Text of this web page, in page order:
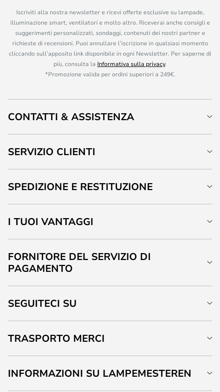
Iscriviti alla nostra newsletter e ricevi offerte esclusive su lampade,
illuminazione smart, ventilatori e molto altro. Riceverai anche consigli e
suggerimenti personalizzati, sondaggi, contenuti dei nostri partner e
richieste di recensioni. Puoi annullare l’iscrizione in qualsiasi momento
cliccando sull’apposito link disponibile in ogni Newsletter. Per saperne di
più, consulta la Informativa sulla privacy.
*Promozione valida per ordini superiori a 249€.
CONTATTI & ASSISTENZA
SERVIZIO CLIENTI
SPEDIZIONE E RESTITUZIONE
I TUOI VANTAGGI
FORNITORE DEL SERVIZIO DI
PAGAMENTO
SEGUITECI SU
TRASPORTO MERCI
INFORMAZIONI SU LAMPEMESTEREN